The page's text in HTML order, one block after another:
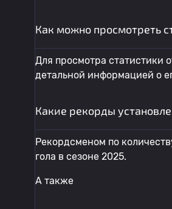
Как можно просмотреть
Для просмотра статистики
детальной информацией о
Какие рекорды
Рекордсменом по
гола в сезоне 2025.
А также